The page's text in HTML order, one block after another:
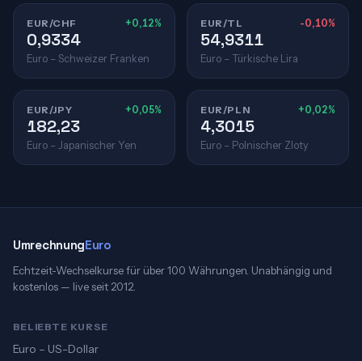
EUR/CHF +0,12%
0,9334
Euro – Schweizer Franken
EUR/TL -0,10%
54,9311
Euro – Türkische Lira
EUR/JPY +0,05%
182,23
Euro – Japanischer Yen
EUR/PLN +0,02%
4,3015
Euro – Polnischer Zloty
UmrechnungEuro
Echtzeit-Wechselkurse für über 100 Währungen. Unabhängig und
kostenlos — live seit 2012.
BELIEBTE KURSE
Euro – US-Dollar